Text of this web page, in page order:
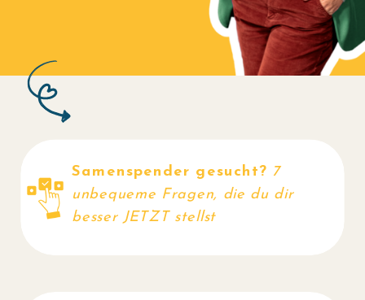
JETZT
LESEN
Samenspender gesucht? 7
unbequeme Fragen, die du dir
besser JETZT stellst